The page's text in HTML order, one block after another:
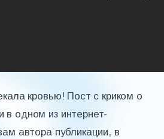
кровью! Пост с криком о
одном из интернет-
автора публикации, в